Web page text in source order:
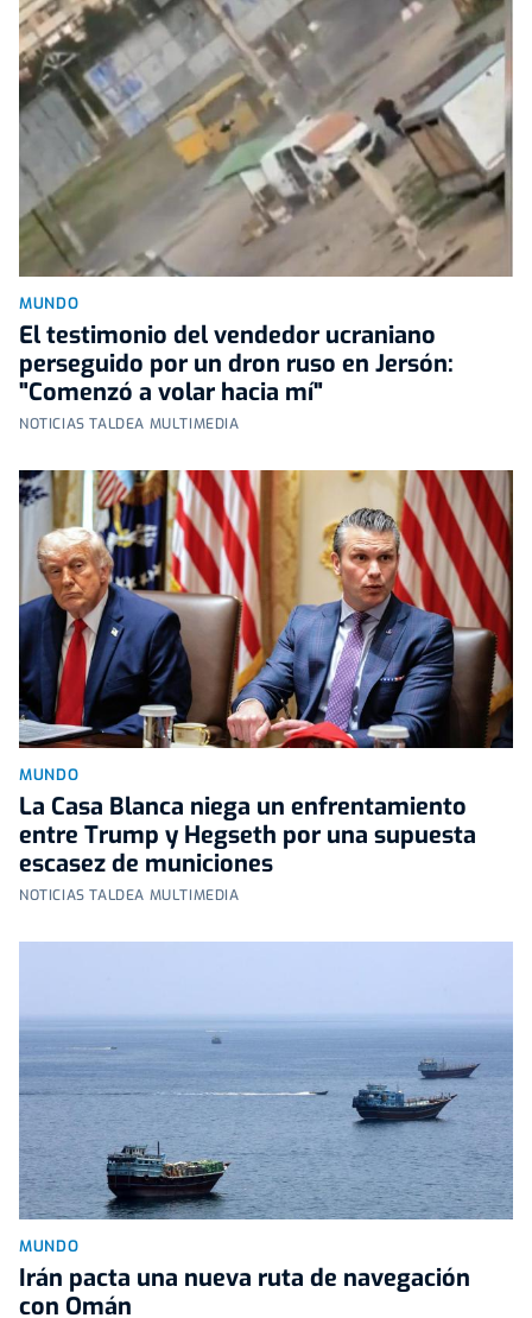
MUNDO
El testimonio del vendedor ucraniano
perseguido por un dron ruso en Jersón:
"Comenzó a volar hacia mí"
NOTICIAS TALDEA MULTIMEDIA
MUNDO
La Casa Blanca niega un enfrentamiento
entre Trump y Hegseth por una supuesta
escasez de municiones
NOTICIAS TALDEA MULTIMEDIA
MUNDO
Irán pacta una nueva ruta de navegación
con Omán